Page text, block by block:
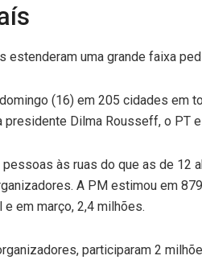
(16) em 205 cidades em
Dilma Rousseff, o PT e
às ruas do que as de 12
A PM estimou em
em março, 2,4 milhões.
participaram 2